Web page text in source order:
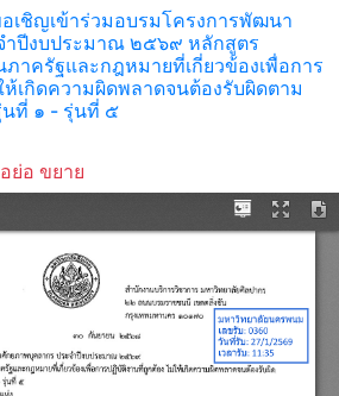
เชิญเข้าร่วมอบรมโครงการพัฒนา
ำปีงบประมาณ ๒๕๖๙ หลักสูตร
าครัฐและกฎหมายที่เกี่ยวข้องเพื่อการ
เกิดความผิดพลาดจนต้องรับผิดตาม
นที่ ๑ - รุ่นที่ ๕
ย่อ ขยาย